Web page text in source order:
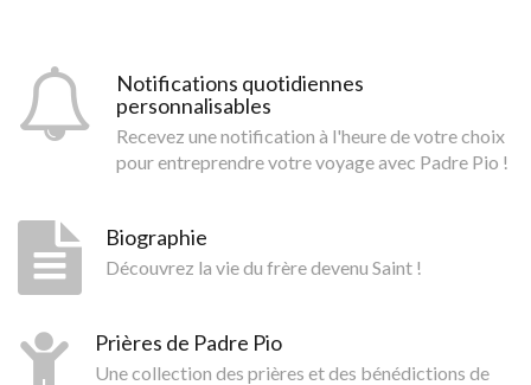
Notifications quotidiennes
personnalisables
Recevez une notification à l'heure de votre choix
pour entreprendre votre voyage avec Padre Pio !
Biographie
Découvrez la vie du frère devenu Saint !
Prières de Padre Pio
Une collection des prières et des bénédictions de